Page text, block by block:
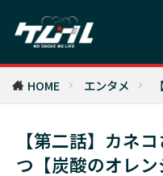
HOME エンタメ
【第二話】カネ
つ【炭酸のオレン